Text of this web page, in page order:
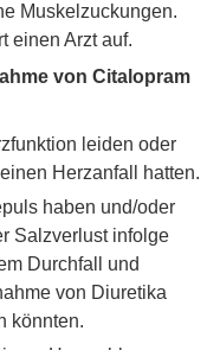
Muskelzuckungen.
einen Arzt auf.
von Citalopram
leiden oder
Herzanfall hatten.
haben und/oder
Salzverlust infolge
Durchfall und
von Diuretika
könnten.